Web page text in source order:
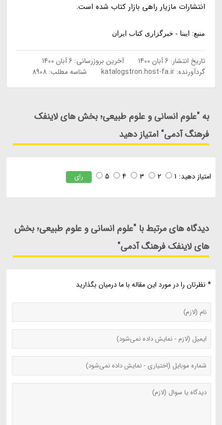
انتشارات مازیار راهی بازار کتاب شده است.
منبع: ایبنا - خبرگزاری کتاب ایران
تاریخ انتشار: 6 آبان 1400 آخرین بروزرسانی: 6 آبان 1400
گردآورنده:katalogstron.host-fa.ir شناسه مطلب: 8908
به "علوم انسانی و علوم طبیعی؛ بخش های لاینفک
فرهنگ آدمی" امتیاز دهید
امتیاز دهید: 1
2
3
4
5 رای
دیدگاه های مرتبط با "علوم انسانی و علوم طبیعی؛ بخش
های لاینفک فرهنگ آدمی"
* نظرتان را در مورد این مقاله با ما درمیان بگذارید